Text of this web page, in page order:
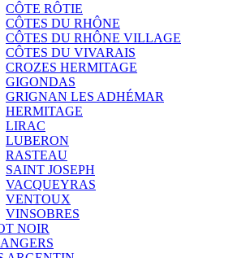
CÔTE RÔTIE
CÔTES DU RHÔNE
CÔTES DU RHÔNE VILLAGE
CÔTES DU VIVARAIS
CROZES HERMITAGE
GIGONDAS
GRIGNAN LES ADHÉMAR
HERMITAGE
LIRAC
LUBERON
RASTEAU
SAINT JOSEPH
VACQUEYRAS
VENTOUX
VINSOBRES
NOIR